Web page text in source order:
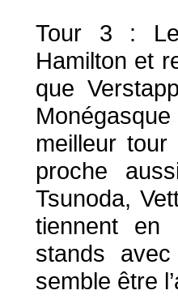
Tour 3 :
Hamilton et
que
meilleur
proche
Tsunoda,
tiennent en
stands
semble être